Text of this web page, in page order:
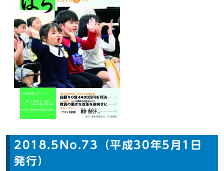
2018.5No.73（平成30年5月1日
発行）